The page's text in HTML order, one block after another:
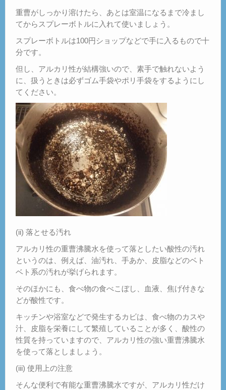
重曹がしっかり溶けたら、あとは室温になるまで冷まし
てからスプレーボトルに入れて使いましょう。
スプレーボトルは100円ショップなどで手に入るもので十
分です。
但し、アルカリ性が結構強いので、素手で触れないよう
に、扱うときは必ずゴム手袋やポリ手袋をするようにし
てください。
(ii) 落とせる汚れ
アルカリ性の重曹沸騰水を使って落としたい酸性の汚れ
というのは、例えば、油汚れ、手あか、皮脂などのベト
ベト系の汚れが挙げられます。
そのほかにも、食べ物の食べこぼし、血液、焦げ付きな
どが酸性です。
キッチンや浴室などで発生するカビは、食べ物のカスや
汁、皮脂を栄養にして繁殖していることが多く、酸性の
性質を持っていますので、アルカリ性の強い重曹沸騰水
を使って落としましょう。
(iii) 使用上の注意
そんな便利で有能な重曹沸騰水ですが、アルカリ性だけ